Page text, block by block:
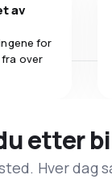
av
for
fra over
etter
Hver dag